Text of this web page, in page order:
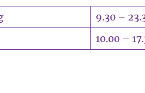
9.30 –
10.00 –